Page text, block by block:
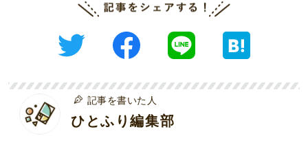
記事を書いた人
ひとふり編集部